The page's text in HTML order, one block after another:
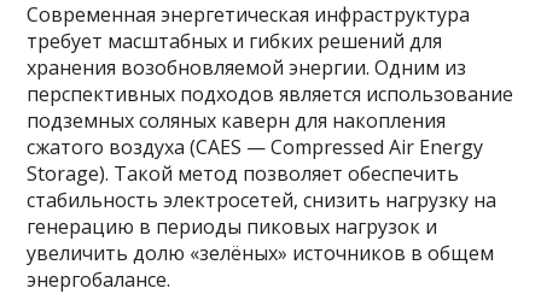
Современная энергетическая инфраструктура
требует масштабных и гибких решений для
хранения возобновляемой энергии. Одним из
перспективных подходов является использование
подземных соляных каверн для накопления
сжатого воздуха (CAES — Compressed Air Energy
Storage). Такой метод позволяет обеспечить
стабильность электросетей, снизить нагрузку на
генерацию в периоды пиковых нагрузок и
увеличить долю «зелёных» источников в общем
энергобалансе.